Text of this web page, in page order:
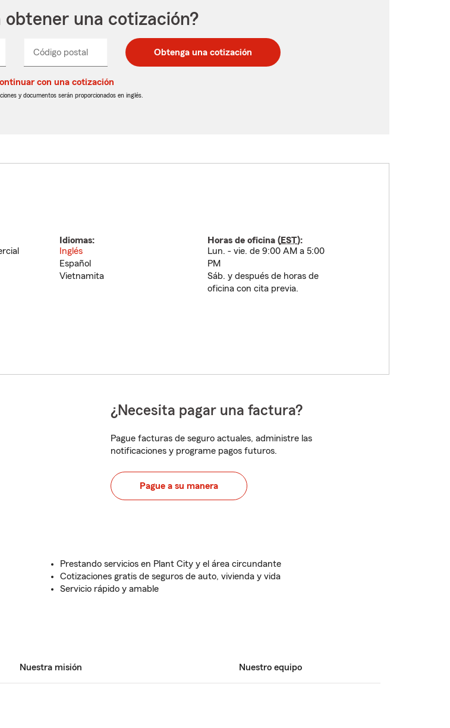
obtener una cotización?
Código postal
postal
de
postal
de
_____ Obtenga una cotización
con una cotización
y documentos serán proporcionados en inglés.
Idiomas:
Inglés
Español
Vietnamita
Horas de oficina (EST):
Lun. - vie. de 9:00 AM a 5:00
PM
Sáb. y después de horas de
oficina con cita previa.
¿Necesita pagar una factura?
Pague facturas de seguro actuales, administre las
notificaciones y programe pagos futuros.
Pague a su manera
Prestando servicios en Plant City y el área circundante
Cotizaciones gratis de seguros de auto, vivienda y vida
Servicio rápido y amable
Nuestra misión Nuestro equipo